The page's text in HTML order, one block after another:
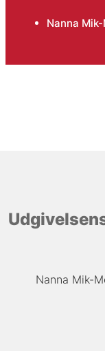
Nanna
Nanna Mik-